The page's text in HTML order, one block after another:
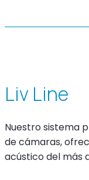
Liv Line
Nuestro sistema
de cámaras,
acústico del más